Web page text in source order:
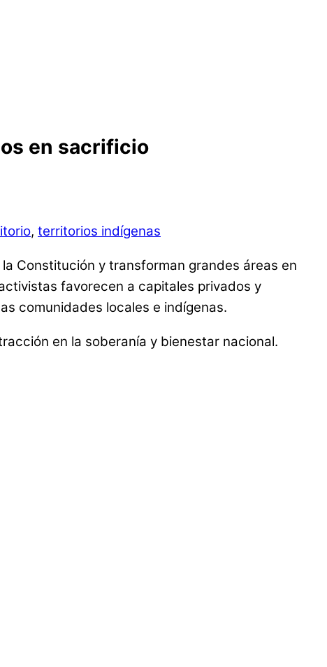
en sacrificio
, territorios indígenas
Constitución y transforman grandes áreas en
favorecen a capitales privados y
comunidades locales e indígenas.
en la soberanía y bienestar nacional.